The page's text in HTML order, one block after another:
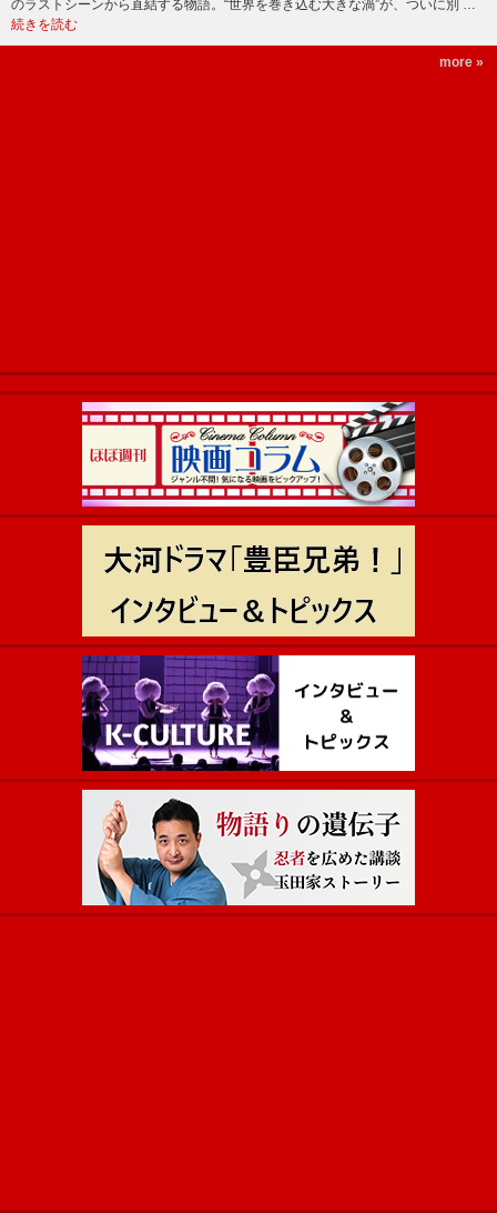
のラストシーンから直結する物語。“世界を巻き込む大きな渦”が、ついに別 …
続きを読む
more »